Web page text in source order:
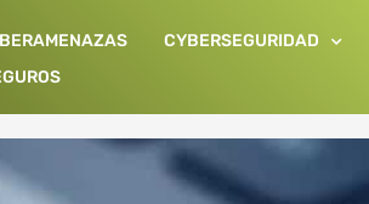
CYBERSEGURIDAD